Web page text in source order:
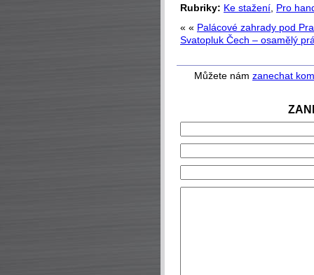
Rubriky: Ke stažení Pro
« « Palácové zahrady pod
Svatopluk Čech – osamělý
Můžete nám zanechat